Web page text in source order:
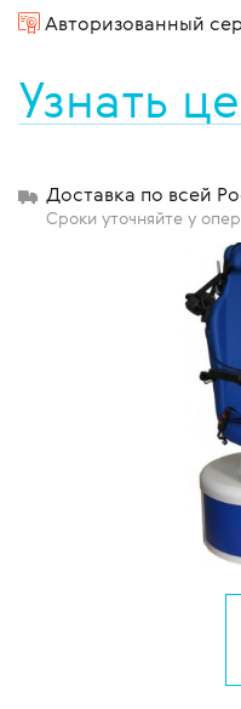
Авторизованный
Узнать
Доставка по всей
Сроки уточняйте у